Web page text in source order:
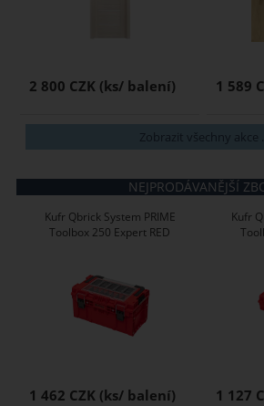
2 800 CZK 1 589
Zobrazit všechny akce ...
NEJPRODÁVANĚJŠÍ
Kufr Qbrick System PRIME
Toolbox 250 Expert RED
1 462 CZK
Kufr
1 127